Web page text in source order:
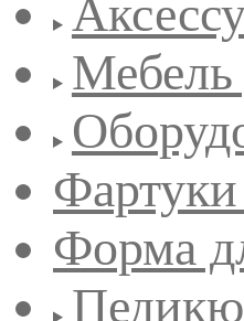
Мебель
Форма